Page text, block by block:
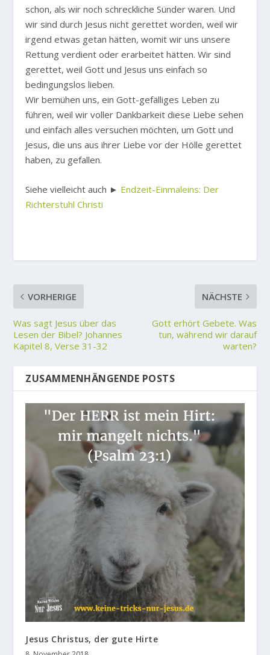
schon, als wir noch schreckliche Sünder waren. Und
wir sind durch Jesus nicht gerettet worden, weil wir
irgend etwas getan hätten, womit wir uns unsere
Rettung verdient oder erarbeitet hätten. Wir sind
gerettet, weil Gott und Jesus uns einfach so
bedingungslos lieben.
Wir bemühen uns, ein Gott-gefälliges Leben zu
führen, weil wir voller Dankbarkeit diese Liebe sehen
und einfach alles versuchen möchten, um Gott und
Jesus, die uns aus ihrer Liebe vor der Hölle gerettet
haben, zu gefallen.
Siehe vielleicht auch ► Endzeit-Einmaleins: Der
Richterstuhl Christi
VORHERIGE
Was sagt Jesus über das
Lesen der Bibel? Johannes
Kapitel 8, Verse 31-32
NÄCHSTE
Gott erhört Gebete. Was
tun, während wir darauf
warten?
ZUSAMMENHÄNGENDE POSTS
Jesus Christus, der gute Hirte